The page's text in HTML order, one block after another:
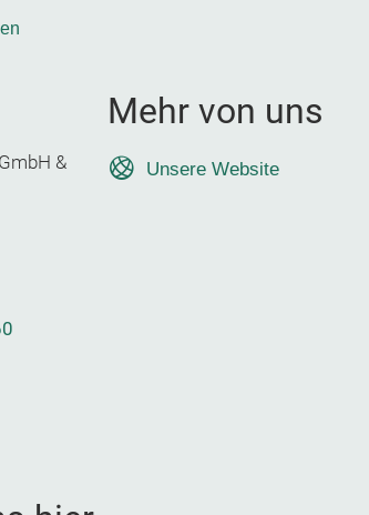
&
Mehr von uns
Unsere Website